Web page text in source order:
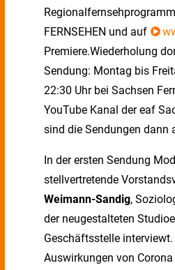
FERNSEHEN und auf
Premiere.Wiederholung
Sendung: Montag bis
22:30 Uhr bei Sachsen
YouTube Kanal der eaf
sind die Sendungen dann
In der ersten Sendung
stellvertretende
Weimann-Sandig,
der neugestalteten
Geschäftsstelle
Auswirkungen von